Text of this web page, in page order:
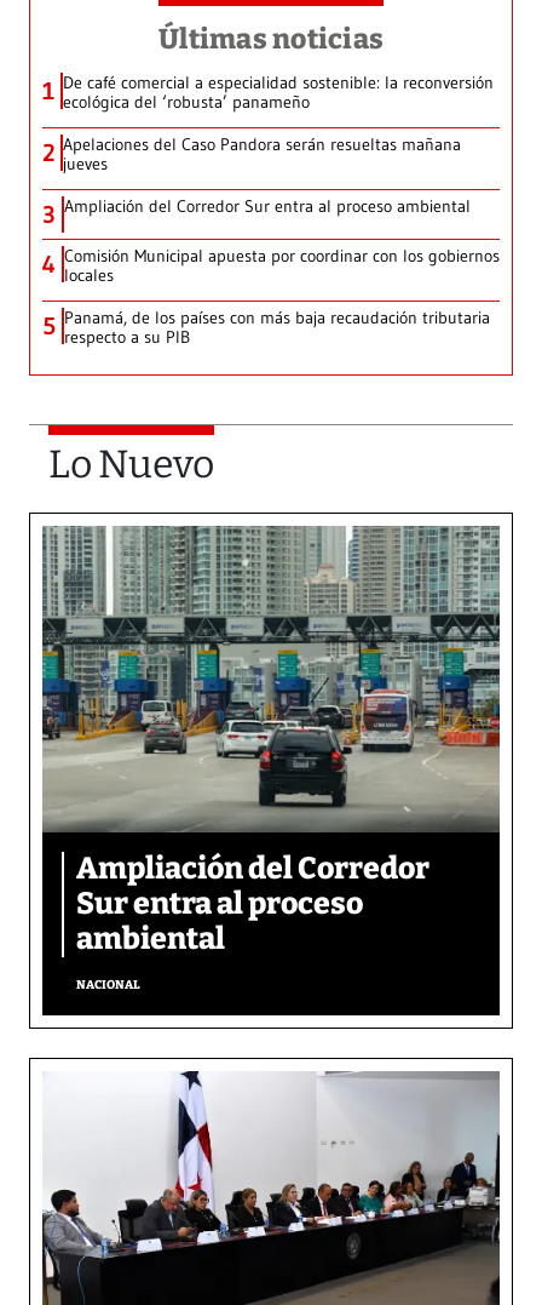
Últimas noticias
1 De café comercial a especialidad sostenible: la reconversión
ecológica del ‘robusta’ panameño
2 Apelaciones del Caso Pandora serán resueltas mañana
jueves
3 Ampliación del Corredor Sur entra al proceso ambiental
4 Comisión Municipal apuesta por coordinar con los gobiernos
locales
5 Panamá, de los países con más baja recaudación tributaria
respecto a su PIB
Lo Nuevo
Ampliación del Corredor
Sur entra al proceso
ambiental
NACIONAL